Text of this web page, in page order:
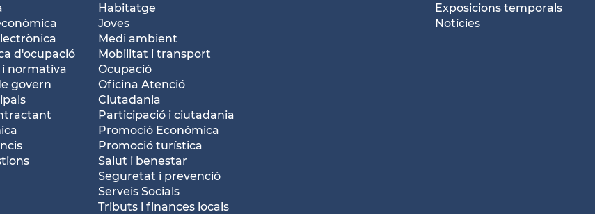
d'ocupació
normativa
govern
Habitatge
Joves
Medi ambient
Mobilitat i transport
Ocupació
Oficina Atenció
Ciutadania
Participació i ciutadania
Promoció Econòmica
Promoció turística
Salut i benestar
Seguretat i prevenció
Serveis Socials
Tributs i finances locals
Exposicions temporals
Notícies